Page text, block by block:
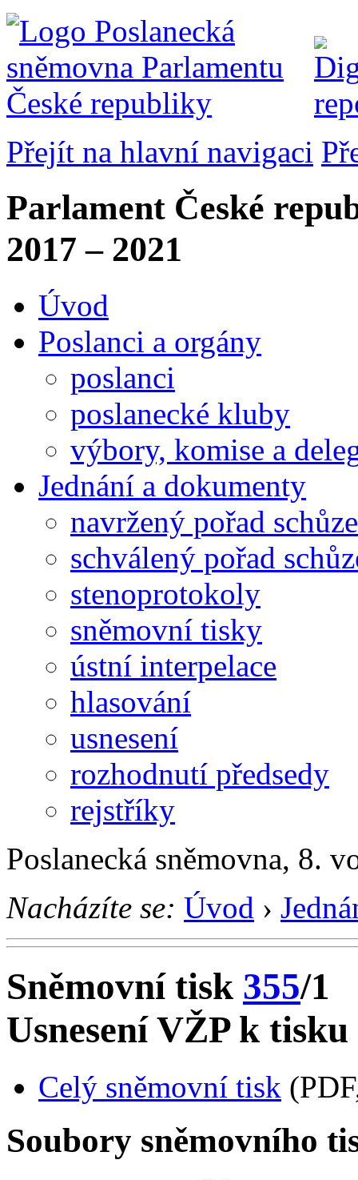
Přejít na hlavní navigaci
Parlament České
2017 – 2021
Úvod
Poslanci a orgány
poslanci
poslanecké kluby
výbory, komise a
Jednání a dokumenty
navržený pořad schůze
schválený pořad
stenoprotokoly
sněmovní tisky
ústní interpelace
hlasování
usnesení
rozhodnutí předsedy
rejstříky
Poslanecká sněmovna, 8.
Nacházíte se: Úvod ›
Sněmovní tisk 355/1
Usnesení VŽP k tisku
Celý sněmovní tisk
Soubory sněmovního